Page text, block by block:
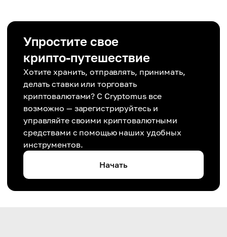
Упростите свое
крипто-путешествие
Хотите хранить, отправлять, принимать,
делать ставки или торговать
криптовалютами? С Cryptomus все
возможно — зарегистрируйтесь и
управляйте своими криптовалютными
средствами с помощью наших удобных
инструментов.
Начать